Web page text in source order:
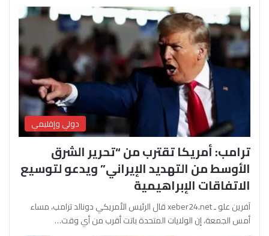
دولي وإقليمي
ترامب: أمريكا تقترب من “تحرير الشرق
الأوسط من التهديد الإيراني” ويدعو لتوسيع
الاتفاقات الإبراهيمية
آفرين علو ـ xeber24.net قال الرئيس الأمريكي دونالد ترامب، مساء
أمس الجمعة، إن الولايات المتحدة باتت أقرب من أي وقت…